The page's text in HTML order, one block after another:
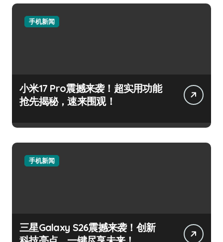
手机新闻
小米17 Pro震撼来袭！超实用功能
抢先揭秘，速来围观！
手机新闻
三星Galaxy S26震撼来袭！创新